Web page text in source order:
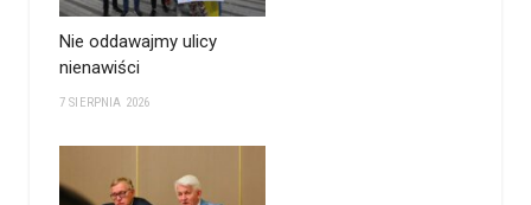
Nie oddawajmy ulicy
nienawiści
7 SIERPNIA 2026